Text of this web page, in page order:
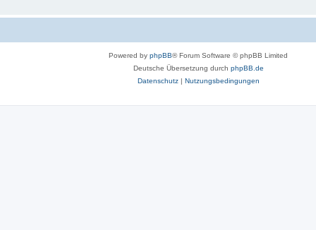
Powered by phpBB® Forum Software © phpBB Limited
Deutsche Übersetzung durch phpBB.de
Datenschutz| Nutzungsbedingungen